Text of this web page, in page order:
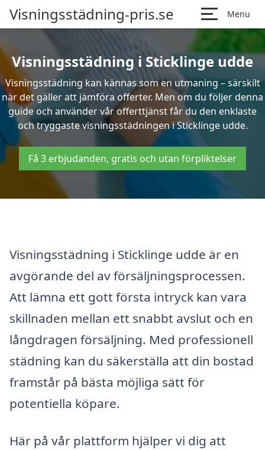
Visningsstädning-pris.se Menu
Visningsstädning i Sticklinge udde
Visningsstädning kan kännas som en utmaning – särskilt
när det gäller att jämföra offerter. Men om du följer denna
guide och använder vår offerttjänst får du den enklaste
och tryggaste visningsstädningen i Sticklinge udde.
Få 3 erbjudanden, gratis och utan förpliktelser
Visningsstädning i Sticklinge udde är en
avgörande del av försäljningsprocessen.
Att lämna ett gott första intryck kan vara
skillnaden mellan ett snabbt avslut och en
långdragen försäljning. Med professionell
städning kan du säkerställa att din bostad
framstår på bästa möjliga sätt för
potentiella köpare.
Här på vår plattform hjälper vi dig att